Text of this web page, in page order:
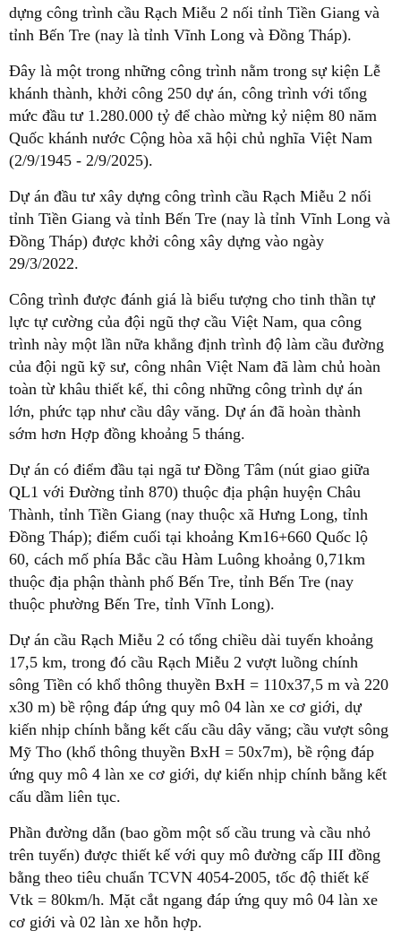
dựng công trình cầu Rạch Miễu 2 nối tỉnh Tiền Giang và
tỉnh Bến Tre (nay là tỉnh Vĩnh Long và Đồng Tháp).
Đây là một trong những công trình nằm trong sự kiện Lễ
khánh thành, khởi công 250 dự án, công trình với tổng
mức đầu tư 1.280.000 tỷ để chào mừng kỷ niệm 80 năm
Quốc khánh nước Cộng hòa xã hội chủ nghĩa Việt Nam
(2/9/1945 - 2/9/2025).
Dự án đầu tư xây dựng công trình cầu Rạch Miễu 2 nối
tỉnh Tiền Giang và tỉnh Bến Tre (nay là tỉnh Vĩnh Long và
Đồng Tháp) được khởi công xây dựng vào ngày
29/3/2022.
Công trình được đánh giá là biểu tượng cho tinh thần tự
lực tự cường của đội ngũ thợ cầu Việt Nam, qua công
trình này một lần nữa khẳng định trình độ làm cầu đường
của đội ngũ kỹ sư, công nhân Việt Nam đã làm chủ hoàn
toàn từ khâu thiết kế, thi công những công trình dự án
lớn, phức tạp như cầu dây văng. Dự án đã hoàn thành
sớm hơn Hợp đồng khoảng 5 tháng.
Dự án có điểm đầu tại ngã tư Đồng Tâm (nút giao giữa
QL1 với Đường tỉnh 870) thuộc địa phận huyện Châu
Thành, tỉnh Tiền Giang (nay thuộc xã Hưng Long, tỉnh
Đồng Tháp); điểm cuối tại khoảng Km16+660 Quốc lộ
60, cách mố phía Bắc cầu Hàm Luông khoảng 0,71km
thuộc địa phận thành phố Bến Tre, tỉnh Bến Tre (nay
thuộc phường Bến Tre, tỉnh Vĩnh Long).
Dự án cầu Rạch Miễu 2 có tổng chiều dài tuyến khoảng
17,5 km, trong đó cầu Rạch Miễu 2 vượt luồng chính
sông Tiền có khổ thông thuyền BxH = 110x37,5 m và 220
x30 m) bề rộng đáp ứng quy mô 04 làn xe cơ giới, dự
kiến nhịp chính bằng kết cấu cầu dây văng; cầu vượt sông
Mỹ Tho (khổ thông thuyền BxH = 50x7m), bề rộng đáp
ứng quy mô 4 làn xe cơ giới, dự kiến nhịp chính bằng kết
cấu dầm liên tục.
Phần đường dẫn (bao gồm một số cầu trung và cầu nhỏ
trên tuyến) được thiết kế với quy mô đường cấp III đồng
bằng theo tiêu chuẩn TCVN 4054-2005, tốc độ thiết kế
Vtk = 80km/h. Mặt cắt ngang đáp ứng quy mô 04 làn xe
cơ giới và 02 làn xe hỗn hợp.